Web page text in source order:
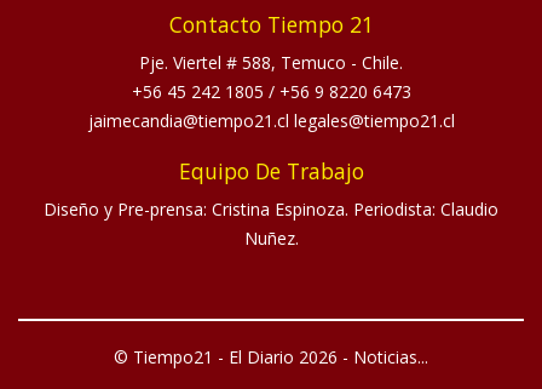
Contacto Tiempo 21
Pje. Viertel # 588, Temuco - Chile.
+56 45 242 1805 / +56 9 8220 6473
jaimecandia@tiempo21.cl legales@tiempo21.cl
Equipo De Trabajo
Diseño y Pre-prensa: Cristina Espinoza. Periodista: Claudio
Nuñez.
© Tiempo21 - El Diario 2026 - Noticias...